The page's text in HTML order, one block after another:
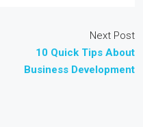
Next Post
10 Quick Tips About
Business Development